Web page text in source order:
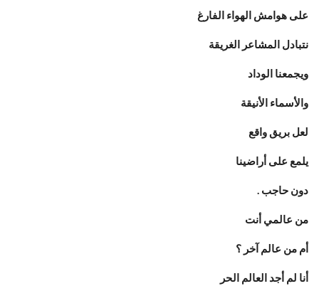
على هوامش الهواء الفارغ
نتبادل المشاعر الغريقة
ويجمعنا الوداد
والأسماء الأنيقة
لعل بريق واقع
يلمع على أراضينا
دون حاجب .
من عالمي أنت
أم من عالم آخر ؟
أنا لم أجد العالم الحر